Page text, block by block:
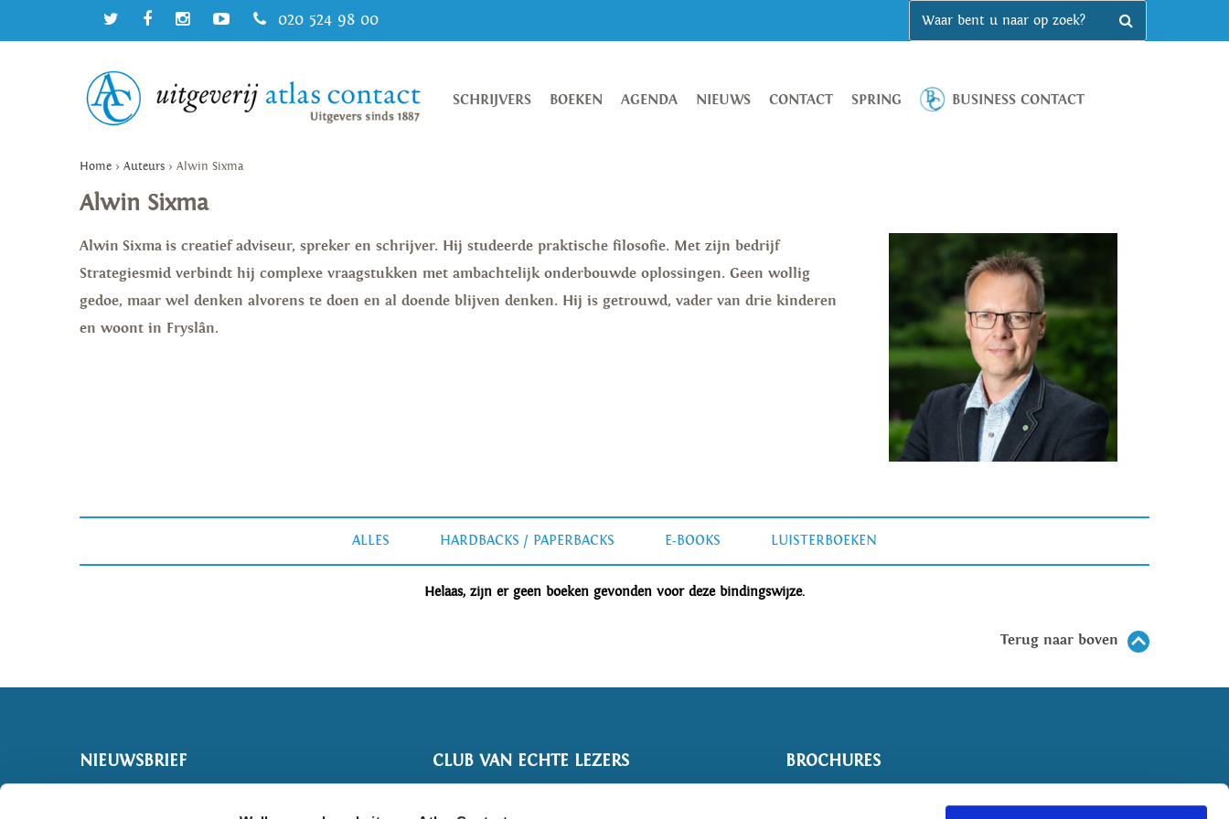
020 524 98 00
SCHRIJVERS BOEKEN AGENDA NIEUWS CONTACT SPRING BUSINESS CONTACT
Home > Auteurs > Alwin Sixma
Alwin Sixma
Alwin Sixma is creatief adviseur, spreker en schrijver. Hij studeerde praktische filosofie. Met zijn bedrijf
Strategiesmid verbindt hij complexe vraagstukken met ambachtelijk onderbouwde oplossingen. Geen wollig
gedoe, maar wel denken alvorens te doen en al doende blijven denken. Hij is getrouwd, vader van drie kinderen
en woont in Fryslân.
ALLES HARDBACKS / PAPERBACKS E-BOOKS LUISTERBOEKEN
Helaas, zijn er geen boeken gevonden voor deze bindingswijze.
Terug naar boven
NIEUWSBRIEF CLUB VAN ECHTE LEZERS BROCHURES